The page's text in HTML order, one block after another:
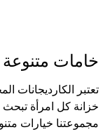
خامات
تعتبر الكارديجانات
خزانة كل امرأة تبحث
مجموعتنا خيارات